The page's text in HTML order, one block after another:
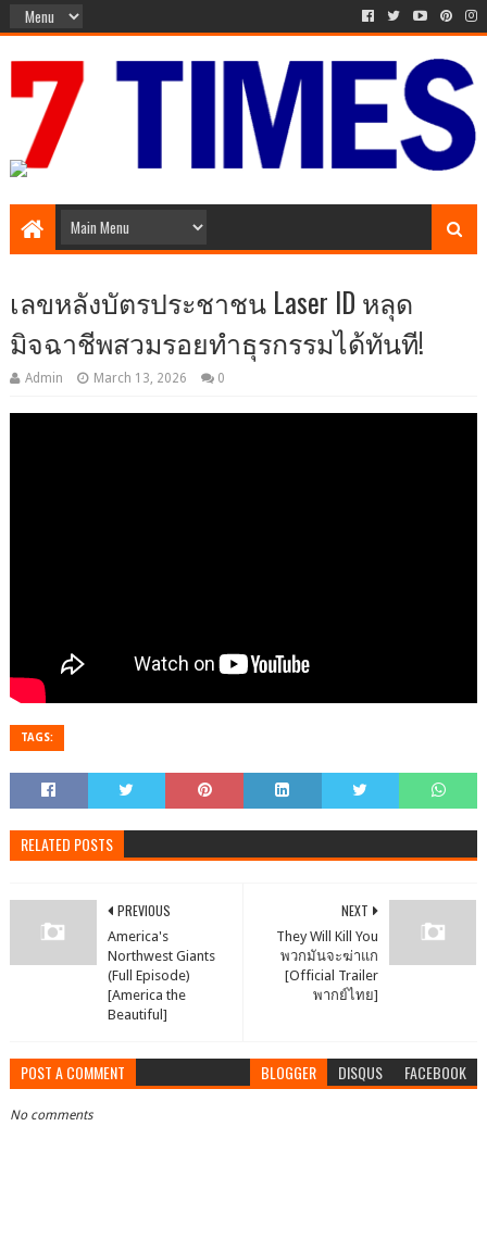
เลขหลังบัตรประชาชน Laser ID หลุด
มิจฉาชีพสวมรอยทำธุรกรรมได้ทันที!
Admin March 13, 2026 0
TAGS:
RELATED POSTS
NEXT
They Will Kill You
พวกมันจะฆ่าแก
[Official Trailer
พากย์ไทย]
PREVIOUS
America's
Northwest Giants
(Full Episode)
[America the
Beautiful]
POST A COMMENT BLOGGER DISQUS FACEBOOK
No comments